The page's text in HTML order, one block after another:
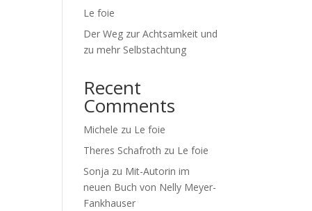
Le foie
Der Weg zur Achtsamkeit und
zu mehr Selbstachtung
Recent
Comments
Michele zu Le foie
Theres Schafroth zu Le foie
Sonja zu Mit-Autorin im
neuen Buch von Nelly Meyer-
Fankhauser